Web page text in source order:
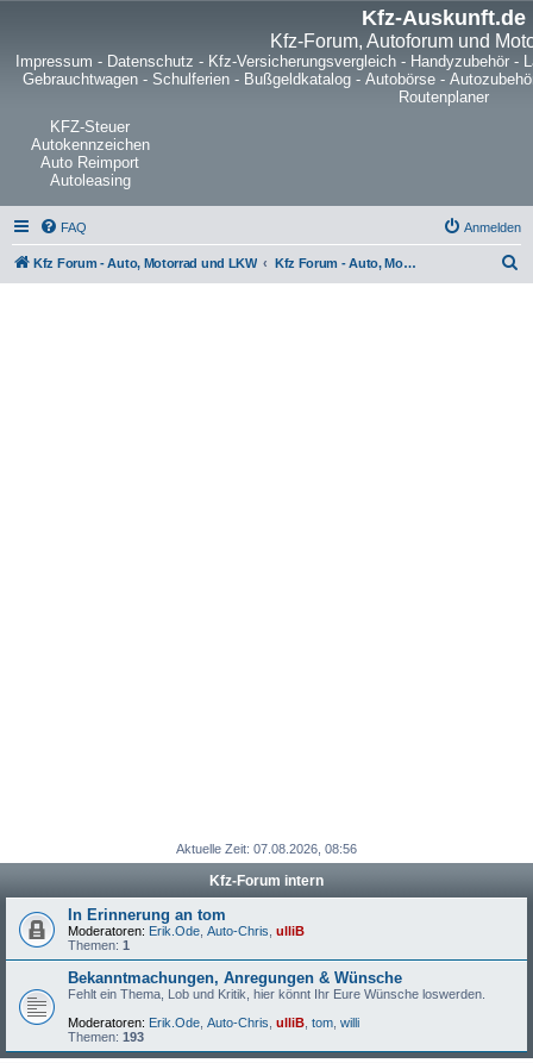
Kfz-Auskunft.de
Kfz-Forum, Autoforum und
Impressum - Datenschutz - Kfz-Versicherungsvergleich - Handyzubehör -
Gebrauchtwagen- Schulferien- Bußgeldkatalog- Autobörse-
Routenplaner
KFZ-Steuer
Autokennzeichen
Auto Reimport
Autoleasing
FAQ Anmelden
Kfz Forum - Auto, Motorrad und LKW Kfz Forum - Auto, Motorrad und LKW
Aktuelle Zeit: 07.08.2026, 08:56
Kfz-Forum intern
In Erinnerung an tom
Moderatoren: Erik.Ode Auto-Chris ulliB
Themen: 1
Bekanntmachungen, Anregungen & Wünsche
Fehlt ein Thema, Lob und Kritik, hier könnt Ihr Eure Wünsche loswerden.
Moderatoren: Erik.Ode Auto-Chris ulliB tom willi
Themen: 193